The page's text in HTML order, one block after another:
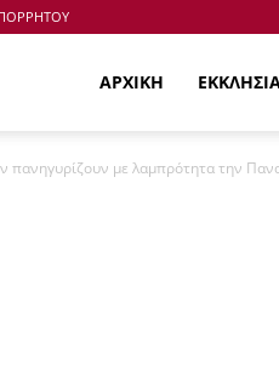
ΑΡΧΙΚΗ
πανηγυρίζουν με λαμπρότητα την